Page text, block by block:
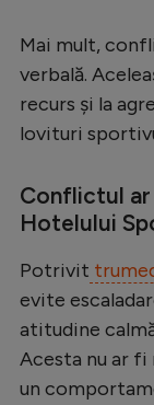
Mai mult,
verbală.
recurs și la
lovituri
Conflictul
Hotelului
Potrivit
evite
atitudine
Acesta nu ar fi
un